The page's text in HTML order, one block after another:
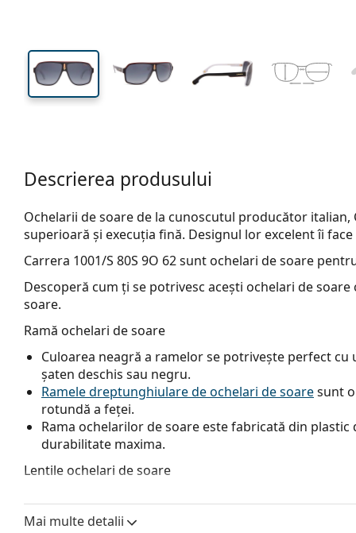
Descrierea produsului
Ochelarii de soare de la cunoscutul producător italian,
superioară și execuția fină. Designul lor excelent îi
Carrera 1001/S 80S 9O 62sunt ochelari de soare
Descoperă cum ți se potrivesc acești ochelari de
soare.
Ramă ochelari de soare
Culoarea neagră a ramelor se potrivește perfect
șaten deschis sau negru.
Ramele dreptunghiulare de ochelari de soaresunt
rotundă a feței.
Rama ochelarilor de soare este fabricată din
durabilitate maxima.
Lentile ochelari de soare
Ochelarii de soare au
Mai multe detalii